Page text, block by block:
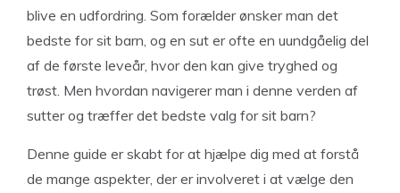
blive en udfordring. Som forælder ønsker man det
bedste for sit barn, og en sut er ofte en uundgåelig del
af de første leveår, hvor den kan give tryghed og
trøst. Men hvordan navigerer man i denne verden af
sutter og træffer det bedste valg for sit barn?
Denne guide er skabt for at hjælpe dig med at forstå
de mange aspekter, der er involveret i at vælge den